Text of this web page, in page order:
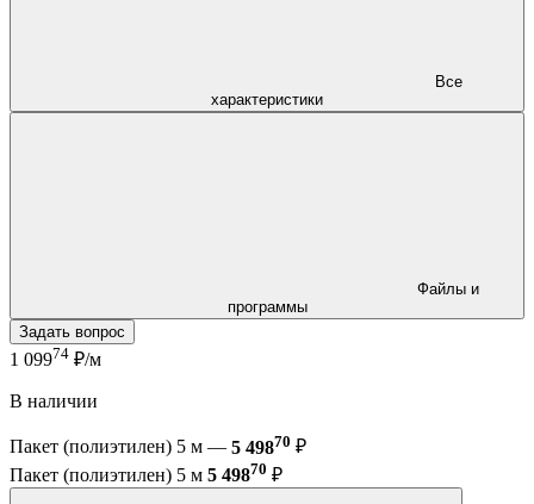
характеристики
программы
Задать вопрос
1 09974 ₽/м
В наличии
Пакет (полиэтилен) 5 м — 5 49870 ₽
Пакет (полиэтилен) 5 м 5 49870 ₽